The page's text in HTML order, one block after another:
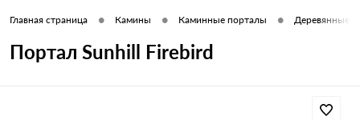
Главная страница • Камины • Каминные порталы • Деревянные
Портал Sunhill Firebird